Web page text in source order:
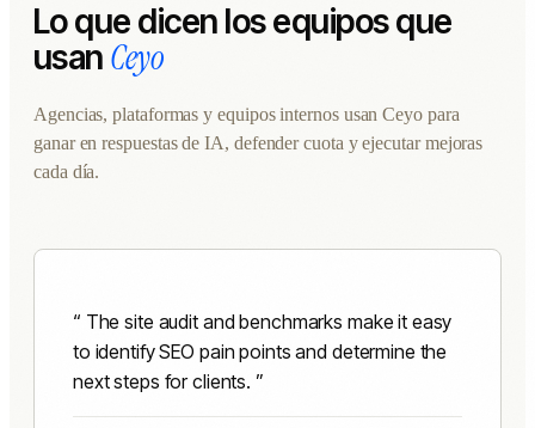
Lo que dicen los equipos que
usan Ceyo
Agencias, plataformas y equipos internos usan Ceyo para
ganar en respuestas de IA, defender cuota y ejecutar mejoras
cada día.
The site audit and benchmarks make it easy
to identify SEO pain points and determine the
next steps for clients.